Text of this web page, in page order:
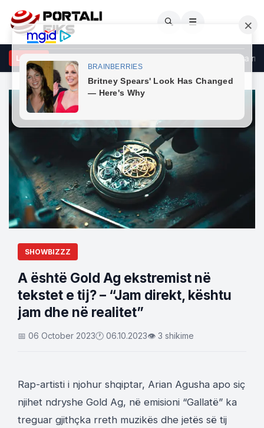
🔍 ☰
LAJME
godet opozitën: Po bllokon shtetin me shpresën se do ta
SHOWBIZZZ
A është Gold Ag ekstremist në
tekstet e tij? – “Jam direkt, kështu
jam dhe në realitet”
📅 06 October 2023🕐 06.10.2023👁 3 shikime
Rap-artisti i njohur shqiptar, Arian Agusha apo siç
njihet ndryshe Gold Ag, në emisioni “Gallatë” ka
treguar gjithçka rreth muzikës dhe jetës së tij